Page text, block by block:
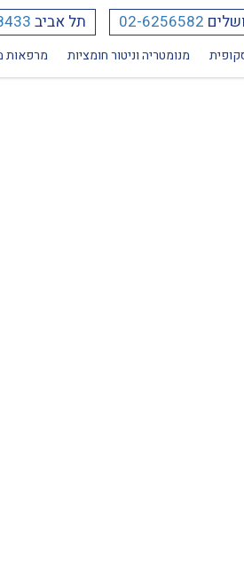
תל אביב 02-6256582
מנומטריה וניטור חומציות מרפאות